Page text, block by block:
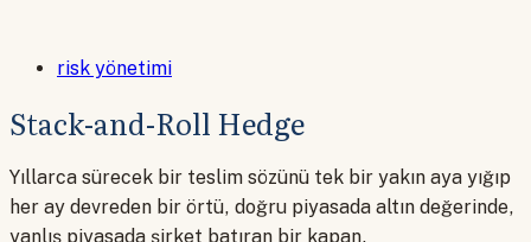
risk yönetimi
Stack-and-Roll Hedge
Yıllarca sürecek bir teslim sözünü tek bir yakın aya yığıp
her ay devreden bir örtü, doğru piyasada altın değerinde,
yanlış piyasada şirket batıran bir kapan.